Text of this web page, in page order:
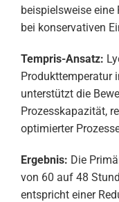
beispielsweise
bei konservativen
Tempris-Ansatz:
Produkttemperatur
unterstützt die
Prozesskapazität,
optimierter
Ergebnis: Die
von 60 auf 48
entspricht einer